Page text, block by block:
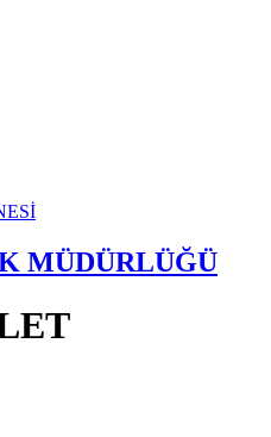
MÜDÜRLÜĞÜ